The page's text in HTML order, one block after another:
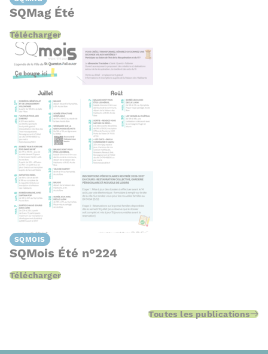
SQMag Été
Télécharger
SQMois Été n°224
Télécharger
SQMOIS
Toutes les publications